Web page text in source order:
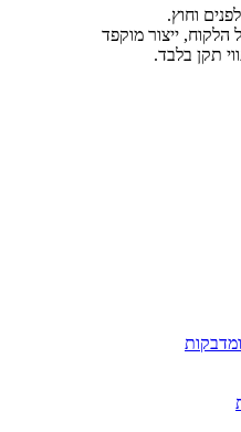
וחוץ.
ייצור מוקפד
תקן בלבד.